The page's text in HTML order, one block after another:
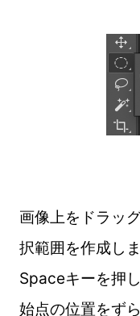
画像上をドラッ
択範囲を作成し
Spaceキーを押
始点の位置をず